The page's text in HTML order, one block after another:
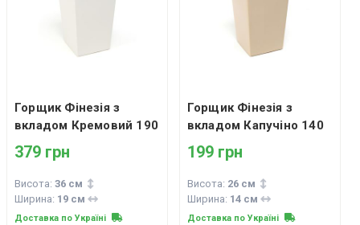
Горщик Фінезія з
вкладом Кремовий 190
379 грн
Висота: 36 см
Ширина: 19 см
Доставка по Україні
Горщик Фінезія з
вкладом Капучіно 140
199 грн
Висота: 26 см
Ширина: 14 см
Доставка по Україні